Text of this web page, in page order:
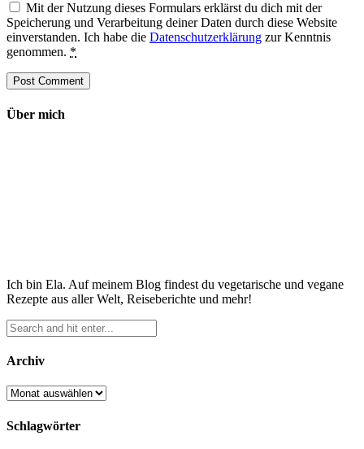
Mit der Nutzung dieses Formulars erklärst du dich mit der
Speicherung und Verarbeitung deiner Daten durch diese Website
einverstanden. Ich habe die Datenschutzerklärung zur Kenntnis
genommen. *
Über mich
Ich bin Ela. Auf meinem Blog findest du vegetarische und vegane
Rezepte aus aller Welt, Reiseberichte und mehr!
Archiv
Archiv
Schlagwörter